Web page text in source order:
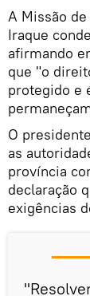
A Missão
Iraque
afirmando
que "o
protegido e
O
as
província
declaração
exigências